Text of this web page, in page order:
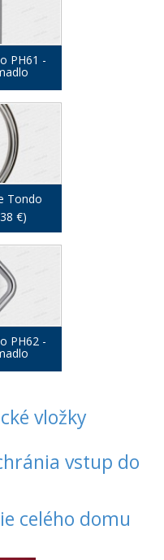
PH61 -
Tondo
€)
PH62 -
vložky
vstup do
celého domu